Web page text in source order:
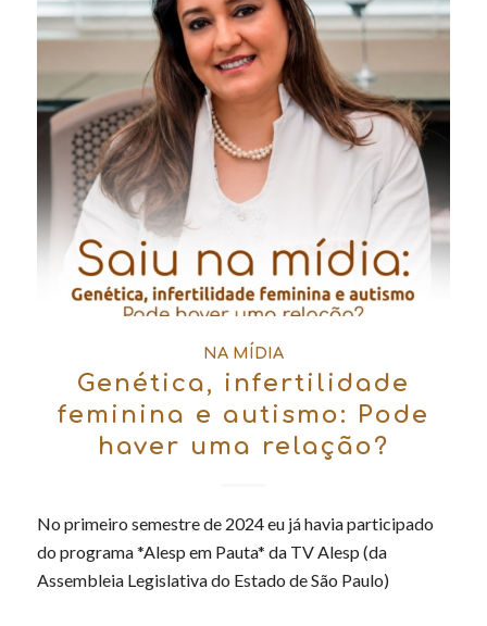
NA MÍDIA
Genética, infertilidade
feminina e autismo: Pode
haver uma relação?
No primeiro semestre de 2024 eu já havia participado
do programa *Alesp em Pauta* da TV Alesp (da
Assembleia Legislativa do Estado de São Paulo)